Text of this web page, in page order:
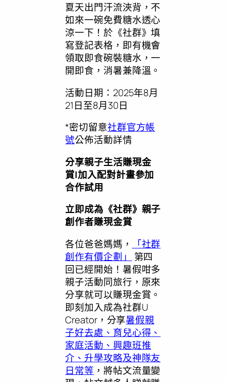
夏天出門汗流浹背，不
如來一碗免費糖水透心
涼一下！於《社群》填
寫登記表格，即有機會
領取即食碗裝糖水，一
開即食，消暑兼降溫。
活動日期：2025年8月
21日至8月30日
*密切留意社群官方帳
號公佈活動詳情
分享親子生活賺現金
賞|加入配對計畫參加
合作試用
立即成為《社群》親子
創作者賺現金賞
各位爸爸媽媽，
「社群
創作有價企劃」
第四
回已經開始！暑假咁多
親子活動同旅行，原來
分享就可以賺現金賞。
即刻加入成為社群U
Creator，分享暑假親
子好去處、育兒心得、
家庭活動、興趣班推
介、升學攻略及神隊友
日常等 ，將帖文流量變